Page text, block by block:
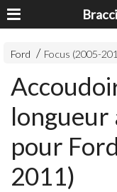
Ford Focus (2005-
longueur
pour
2011)